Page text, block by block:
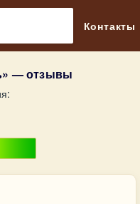
Контакты
— отзывы